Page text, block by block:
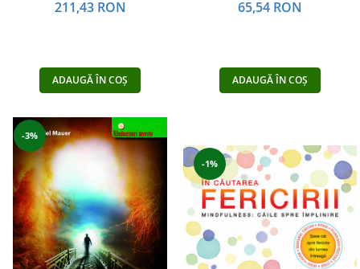
211,43 RON
ADAUGĂ ÎN COȘ
65,54 RON
ADAUGĂ ÎN COȘ
-3%
-1%